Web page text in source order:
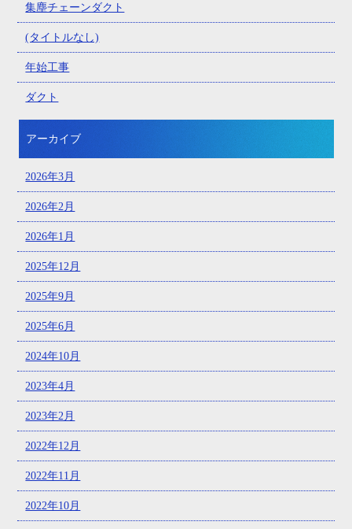
集塵チェーンダクト
(タイトルなし)
年始工事
ダクト
アーカイブ
2026年3月
2026年2月
2026年1月
2025年12月
2025年9月
2025年6月
2024年10月
2023年4月
2023年2月
2022年12月
2022年11月
2022年10月